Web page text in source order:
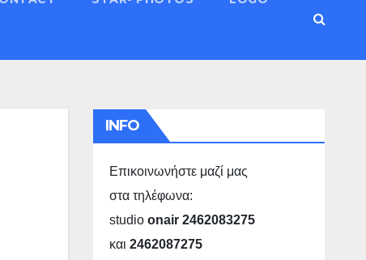
INFO
Επικοινωνήστε μαζί μας
στα τηλέφωνα:
studio onair 2462083275
και 2462087275